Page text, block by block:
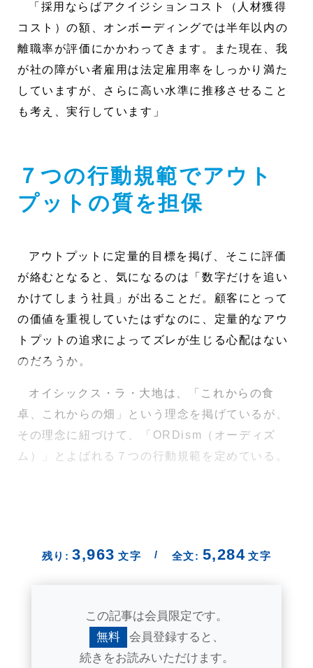
「採用ならばアクイジションコスト（人材獲得
コスト）の額、オンボーディングでは半年以内の
離職率が評価にかかわってきます。また現在、我
が社の障がい者雇用は法定雇用率をしっかり満た
していますが、さらに高い水準に推移させること
も考え、実行しています」
７つの行動規範でアウト
プットの質を担保
アウトプットに定量的目標を掲げ、そこに評価
が絡むとなると、気になるのは「数字だけを追い
かけてしまう社員」が出ることだ。顧客にとって
の価値を重視していたはずなのに、定量的なアウ
トプットの追求によってズレが生じる心配はない
のだろうか。
オイシックス・ラ・大地は、「これからの食
卓、これからの畑」という理念を掲げているが、
その理念に紐づけて、「ORDism（オーディズ
ム）」とよばれる７つの行動規範を定めている。
残り: 3,963 文字 / 全文: 5,284 文字
この記事は会員限定です。
無料
会員登録すると、
続きをお読みいただけます。